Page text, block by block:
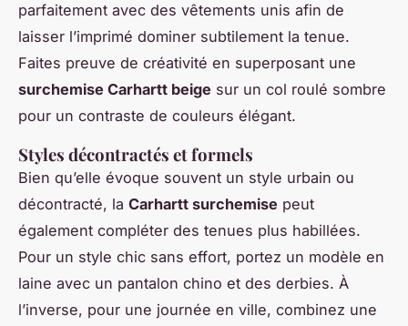
parfaitement avec des vêtements unis afin de
laisser l’imprimé dominer subtilement la tenue.
Faites preuve de créativité en superposant une
surchemise Carhartt beige sur un col roulé sombre
pour un contraste de couleurs élégant.
Styles décontractés et formels
Bien qu’elle évoque souvent un style urbain ou
décontracté, la Carhartt surchemise peut
également compléter des tenues plus habillées.
Pour un style chic sans effort, portez un modèle en
laine avec un pantalon chino et des derbies. À
l’inverse, pour une journée en ville, combinez une